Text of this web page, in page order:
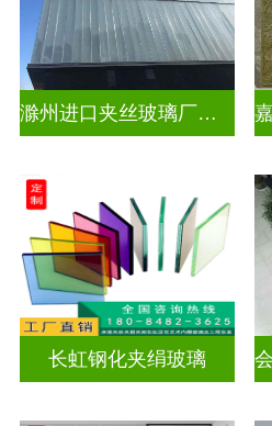
滁州进口夹丝玻璃厂电话
长虹钢化夹绢玻璃